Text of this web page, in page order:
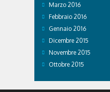
Marzo 2016
Febbraio 2016
Gennaio 2016
Dicembre 2015
Novembre 2015
Ottobre 2015